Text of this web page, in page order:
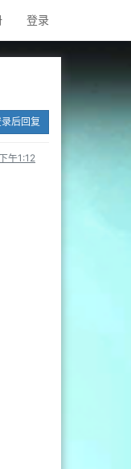
登录
后回复
午1:12